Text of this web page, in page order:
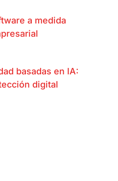
a medida
basadas en IA:
digital